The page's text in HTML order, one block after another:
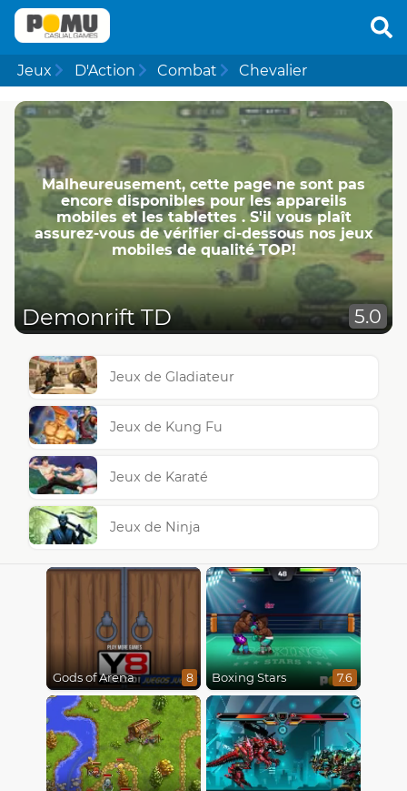
Jeux D'Action Combat Chevalier
Malheureusement, cette page ne ​​sont pas
encore disponibles pour les appareils
mobiles et les tablettes . S'il vous plaît
assurez-vous de vérifier ci-dessous nos jeux
mobiles de qualité TOP!
Demonrift TD 5.0
Jeux de Gladiateur
Jeux de Kung Fu
Jeux de Karaté
Jeux de Ninja
Gods of Arena 8 Boxing Stars 7.6